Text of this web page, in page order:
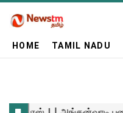
HOME TAMIL NADU